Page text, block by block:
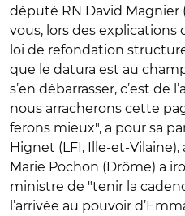
député RN David Magnier
vous, lors des explications
loi de refondation
que le datura est au
s’en débarrasser, c’est de
nous arracherons cette
ferons mieux", a pour sa
Hignet (LFI, Ille-et-Vilaine),
Marie Pochon (Drôme) a
ministre de "tenir la
l’arrivée au pouvoir